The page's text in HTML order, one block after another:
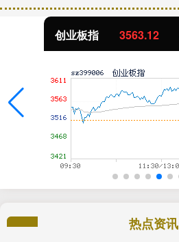
创业板指 3563.12
热点资讯